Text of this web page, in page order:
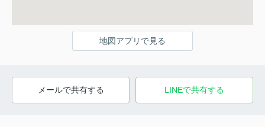
地図アプリで見る
メールで共有する LINEで共有する